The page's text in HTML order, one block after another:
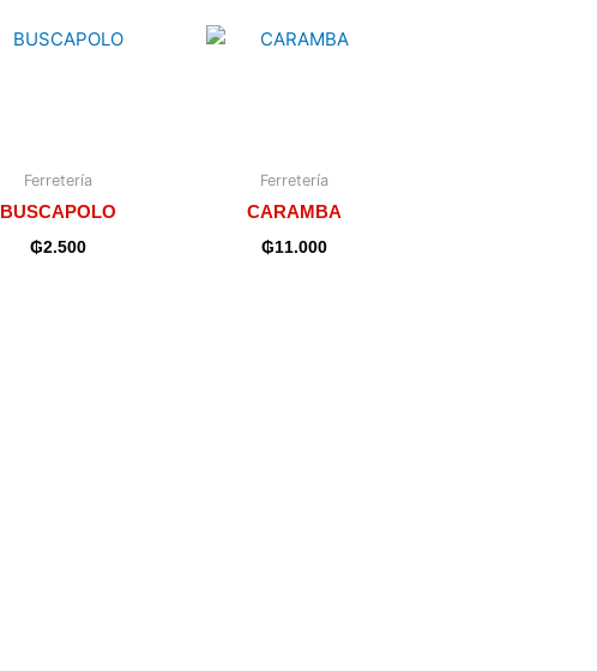
Ferretería
BUSCAPOLO
₲2.500
Ferretería
CARAMBA
₲11.000